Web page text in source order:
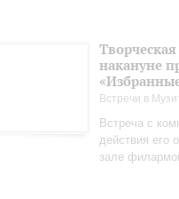
накануне
Встречи в
Встреча с
действия его
зале